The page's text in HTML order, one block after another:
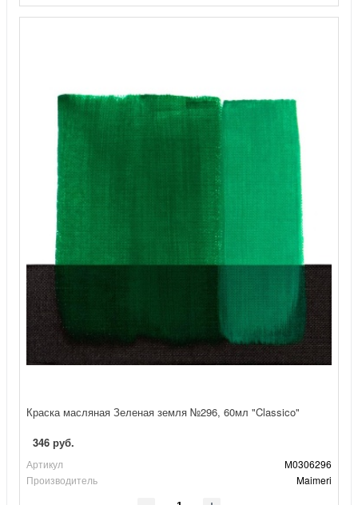
Краска масляная Зеленая земля №296, 60мл "Classico"
346 руб.
Артикул
М0306296
Производитель
Maimeri